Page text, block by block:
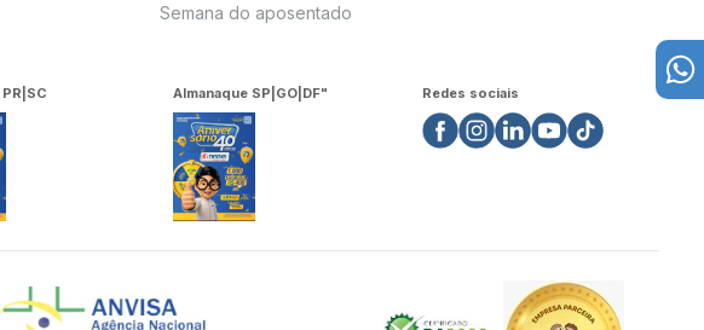
Semana do aposentado
Almanaque SP|GO|DF" Redes sociais